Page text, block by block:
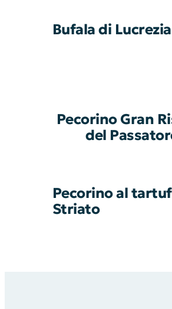
Bufala di Lucrezia
Pecorino Gran
del
Pecorino al
Striato